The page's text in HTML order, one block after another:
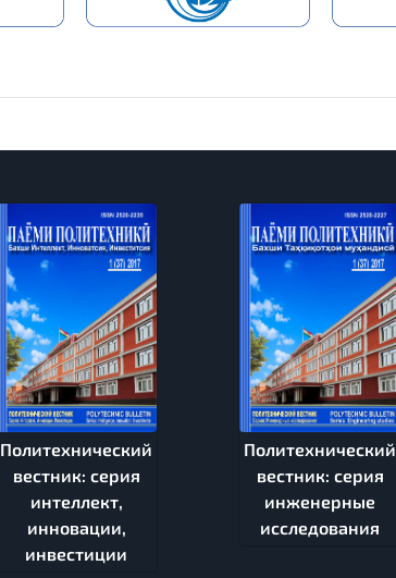
Политехнический
вестник: серия
интеллект,
инновации,
инвестиции
Политехнический
вестник: серия
инженерные
исследования